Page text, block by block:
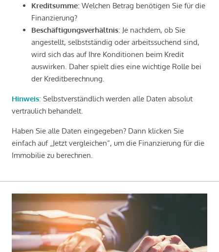
Kreditsumme: Welchen Betrag benötigen Sie für die
Finanzierung?
Beschäftigungsverhältnis: Je nachdem, ob Sie
angestellt, selbstständig oder arbeitssuchend sind,
wird sich das auf Ihre Konditionen beim Kredit
auswirken. Daher spielt dies eine wichtige Rolle bei
der Kreditberechnung.
Hinweis: Selbstverständlich werden alle Daten absolut
vertraulich behandelt.
Haben Sie alle Daten eingegeben? Dann klicken Sie
einfach auf „Jetzt vergleichen“, um die Finanzierung für die
Immobilie zu berechnen.